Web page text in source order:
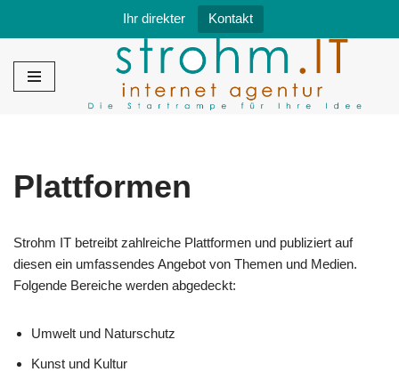
Ihr direkter Kontakt
Zum
Plattformen
Strohm IT betreibt zahlreiche Plattformen und publiziert auf
diesen ein umfassendes Angebot von Themen und Medien.
Folgende Bereiche werden abgedeckt:
Umwelt und Naturschutz
Kunst und Kultur